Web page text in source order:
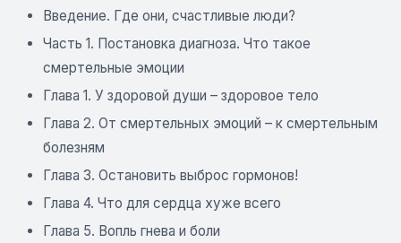
Введение. Где они, счастливые люди?
Часть 1. Постановка диагноза. Что такое
смертельные эмоции
Глава 1. У здоровой души – здоровое тело
Глава 2. От смертельных эмоций – к смертельным
болезням
Глава 3. Остановить выброс гормонов!
Глава 4. Что для сердца хуже всего
Глава 5. Вопль гнева и боли